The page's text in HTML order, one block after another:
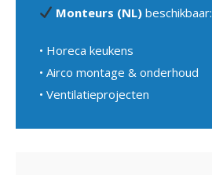
Monteurs (NL) beschikbaar:
• Horeca keukens
• Airco montage & onderhoud
• Ventilatieprojecten